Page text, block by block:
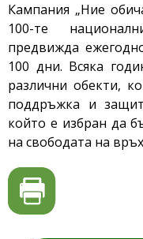
Кампания „Ние
100-те
предвижда
100 дни. Всяка
различни обекти,
поддръжка и
който е избран да
на свободата на